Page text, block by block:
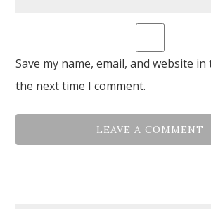
Save my name, email, and website
the next time I comment.